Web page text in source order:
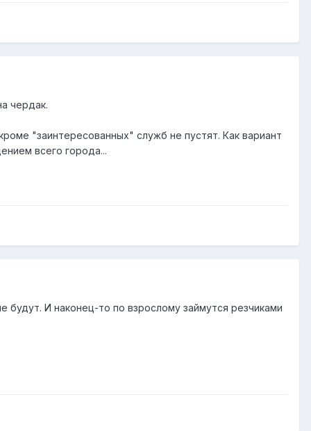
чердак.
"заинтересованных" служб не пустят. Как вариант
всего города...
И наконец-то по взрослому займутся резчиками